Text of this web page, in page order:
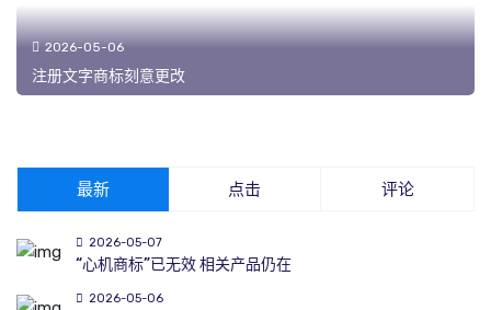
2026-05-06
注册文字商标刻意更改
最新 点击 评论
2026-05-07
“心机商标”已无效 相关产品仍在
2026-05-06